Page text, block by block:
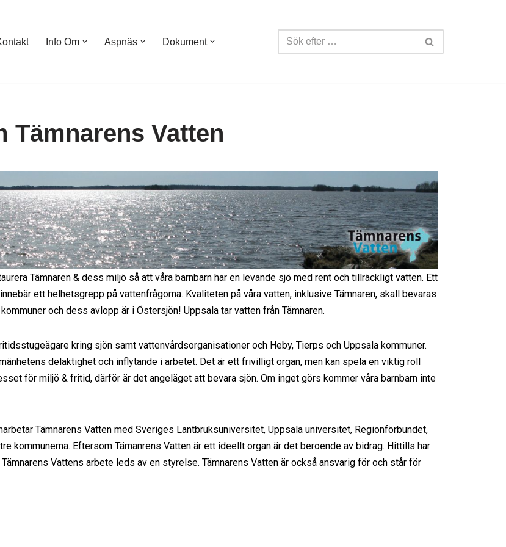
Info Om Aspnäs Dokument
Tämnarens Vatten
Tämnaren & dess miljö så att våra barnbarn har en levande sjö med rent och tillräckligt vatten. Ett
ett helhetsgrepp på vattenfrågorna. Kvaliteten på våra vatten, inklusive Tämnaren, skall bevaras
och dess avlopp är i Östersjön! Uppsala tar vatten från Tämnaren.
kring sjön samt vattenvårdsorganisationer och Heby, Tierps och Uppsala kommuner.
delaktighet och inflytande i arbetet. Det är ett frivilligt organ, men kan spela en viktig roll
för miljö & fritid, därför är det angeläget att bevara sjön. Om inget görs kommer våra barnbarn inte
Tämnarens Vatten med Sveriges Lantbruksuniversitet, Uppsala universitet, Regionförbundet,
kommunerna. Eftersom Tämanrens Vatten är ett ideellt organ är det beroende av bidrag. Hittills har
Vattens arbete leds av en styrelse. Tämnarens Vatten är också ansvarig för och står för